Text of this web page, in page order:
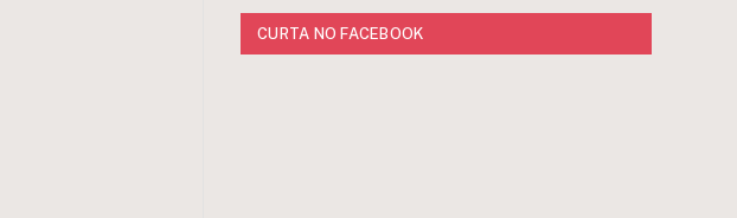
CURTA NO FACEBOOK